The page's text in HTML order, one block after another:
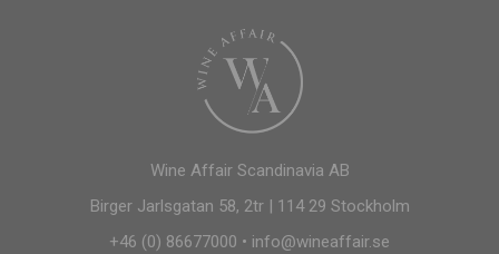
Wine Affair Scandinavia AB
Birger Jarlsgatan 58, 2tr | 114 29 Stockholm
+46 (0) 86677000 • info@wineaffair.se